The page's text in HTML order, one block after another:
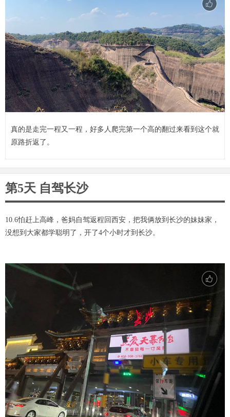
真的是走完一程又一程，好多人爬完第一个高的翻过来看到这个就
原路折返了。
第5天 自驾长沙
10.6怕赶上高峰，爸妈自驾返程回西安，把我俩放到长沙的妹妹家，
没想到大家都学聪明了，开了4个小时才到长沙。